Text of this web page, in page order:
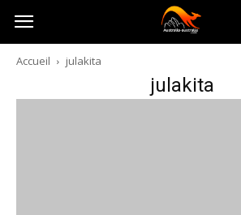
Australia-
australie.com
Accueil julakita
julakita